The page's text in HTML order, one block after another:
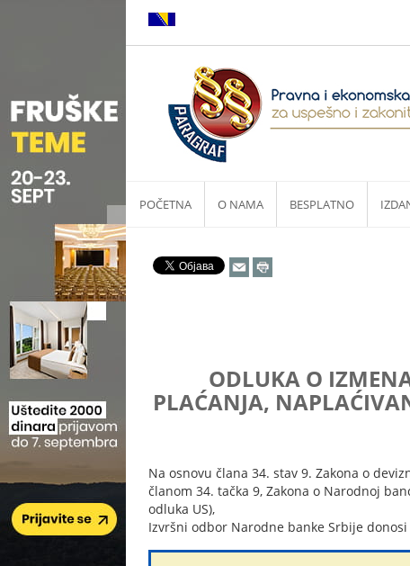
POČETNA O NAMA BESPLATNO
ODLUKA O
PLAĆANJA,
Na osnovu člana 34. stav 9. Zakona o
članom 34. tačka 9, Zakona o Narodnoj
odluka US),
Izvršni odbor Narodne banke Srbije donosi